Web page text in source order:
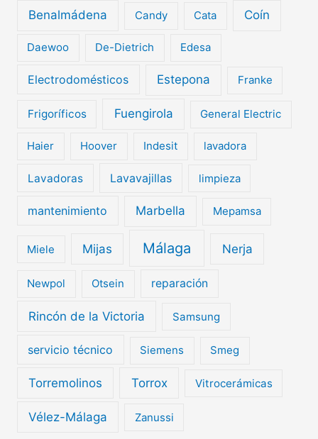
Benalmádena Candy Cata Coín
Daewoo De-Dietrich Edesa
Electrodomésticos Estepona Franke
Frigoríficos Fuengirola General Electric
Haier Hoover Indesit lavadora
Lavadoras Lavavajillas limpieza
mantenimiento Marbella Mepamsa
Miele Mijas Málaga Nerja
Newpol Otsein reparación
Rincón de la Victoria Samsung
servicio técnico Siemens Smeg
Torremolinos Torrox Vitrocerámicas
Vélez-Málaga Zanussi